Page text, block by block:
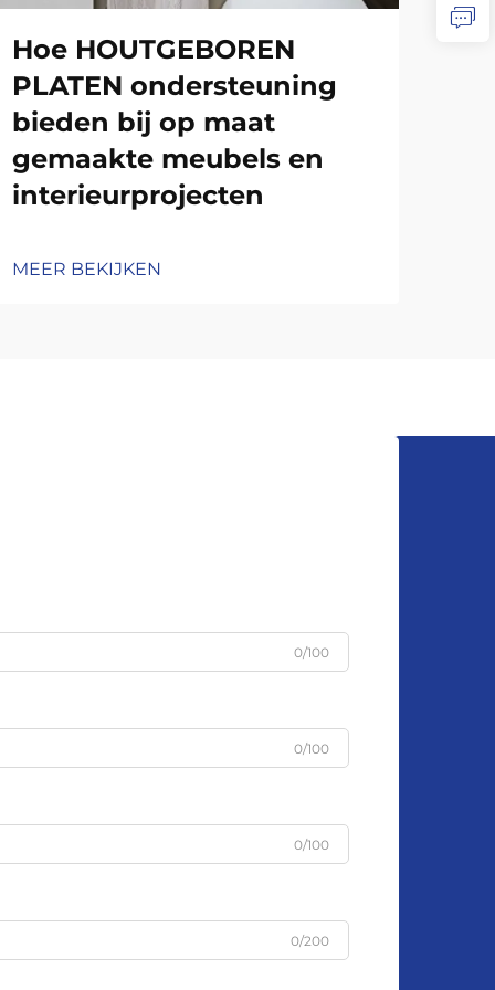
Hoe HOUTGEBOREN
PLATEN ondersteuning
bieden bij op maat
gemaakte meubels en
interieurprojecten
MEER BEKIJKEN
0/100
0/100
0/100
0/200